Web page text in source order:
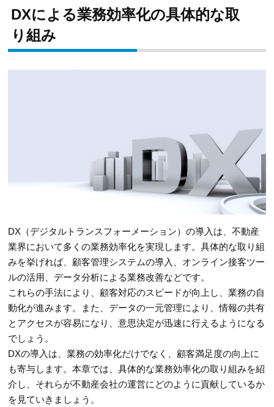
DXによる業務効率化の具体的な取
り組み
DX（デジタルトランスフォーメーション）の導入は、不動産
業界において多くの業務効率化を実現します。具体的な取り組
みを挙げれば、顧客管理システムの導入、オンライン接客ツー
ルの活用、データ分析による業務改善などです。
これらの手法により、顧客対応のスピードが向上し、業務の自
動化が進みます。また、データの一元管理により、情報の共有
とアクセスが容易になり、意思決定が迅速に行えるようになる
でしょう。
DXの導入は、業務の効率化だけでなく、顧客満足度の向上に
も寄与します。本章では、具体的な業務効率化の取り組みを紹
介し、それらが不動産会社の運営にどのように貢献しているか
を見ていきましょう。